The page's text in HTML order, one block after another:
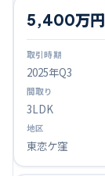
2025年Q3
5,400万円
3LDK
東恋ケ窪